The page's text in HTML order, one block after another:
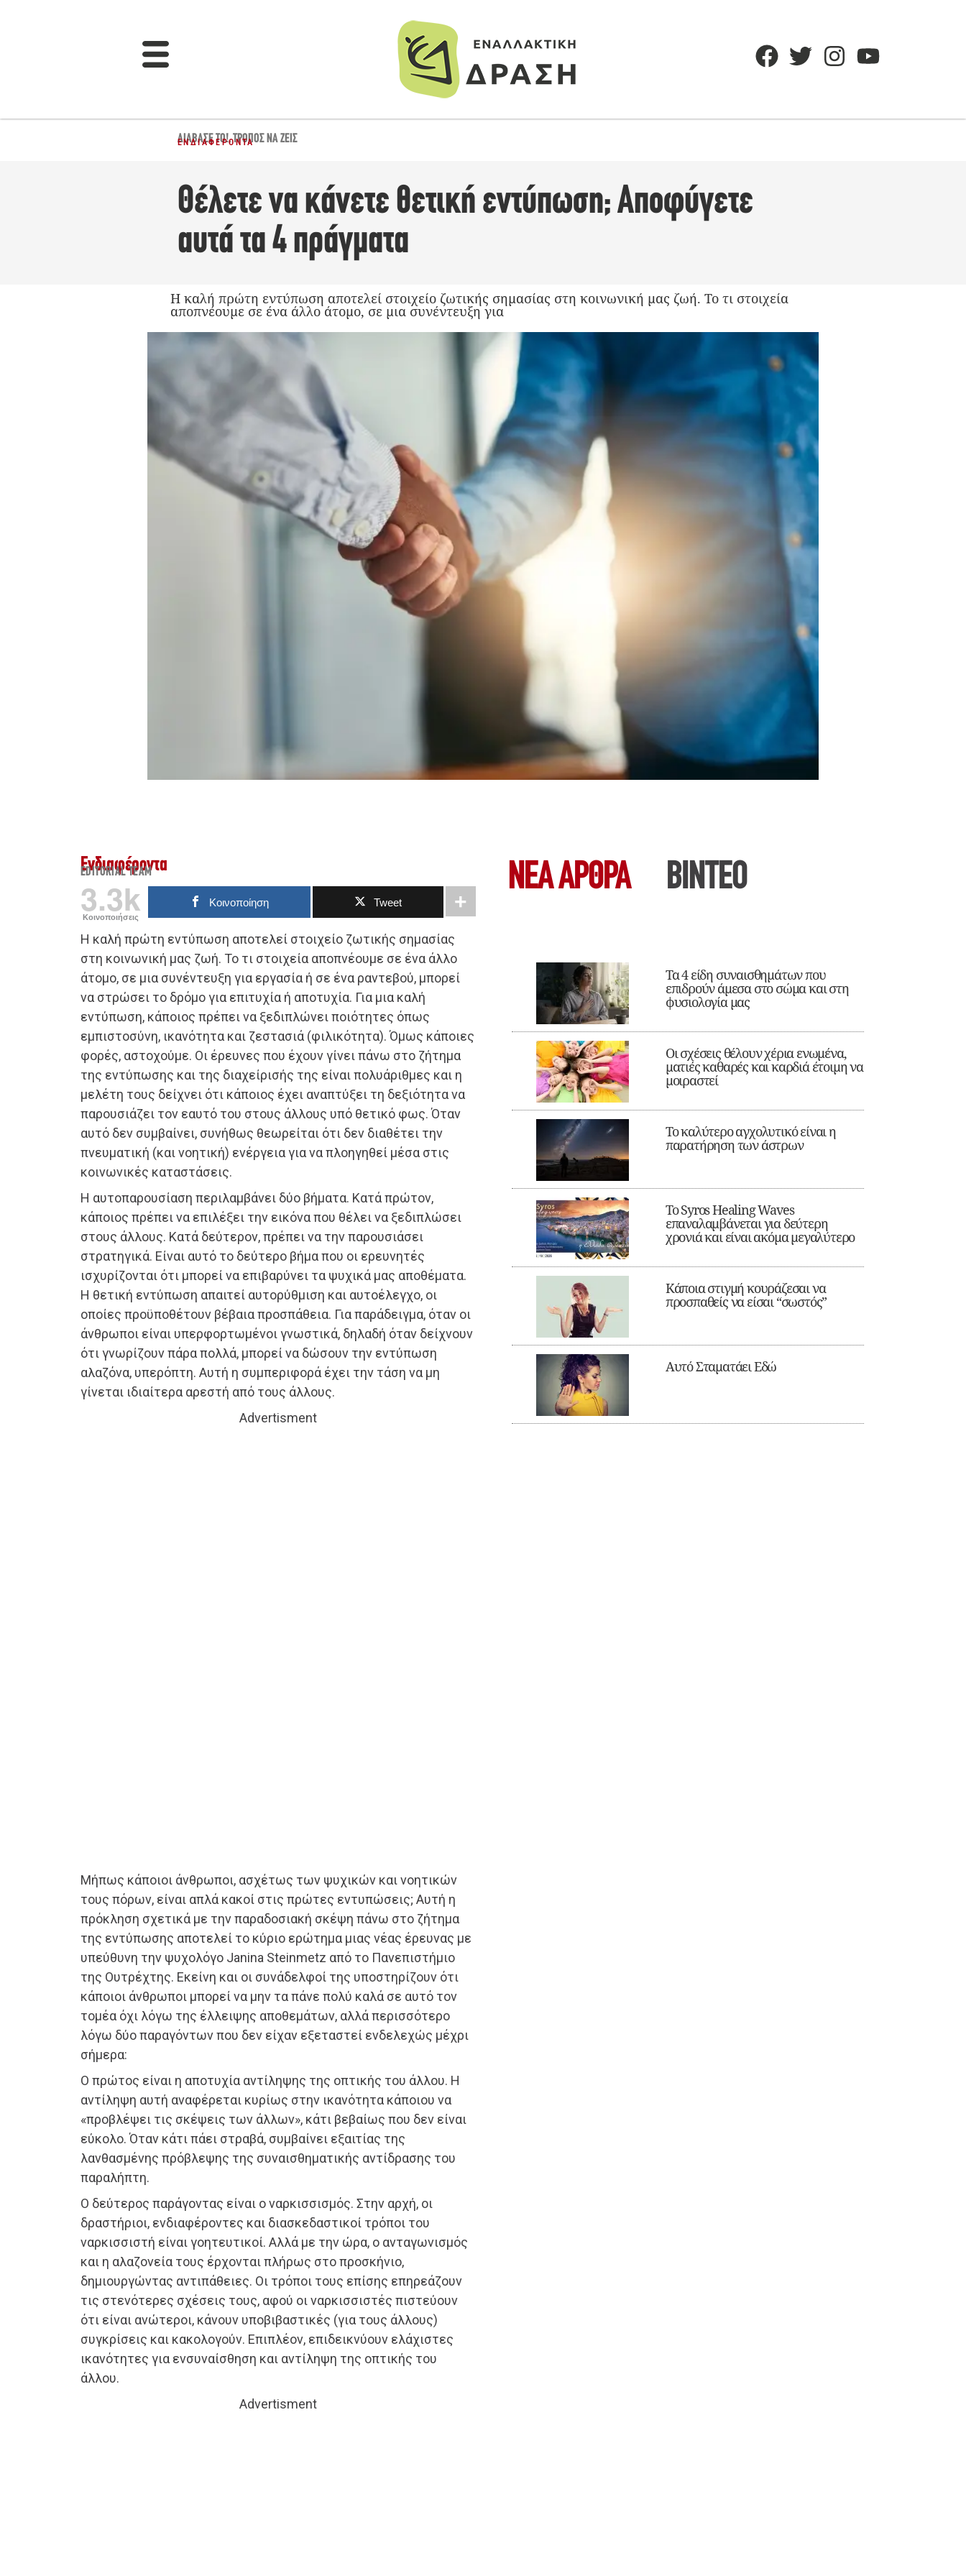
ΔΙΆΒΑΣΈ ΤΟ!,ΤΡΌΠΟΣ ΝΑ ΖΕΙΣ
ΕΝΔΙΑΦΈΡΟΝΤΑ
Θέλετε να κάνετε θετική εντύπωση; Αποφύγετε
αυτά τα 4 πράγματα
Η καλή πρώτη εντύπωση αποτελεί στοιχείο ζωτικής σημασίας στη κοινωνική μας ζωή. Το τι στοιχεία
αποπνέουμε σε ένα άλλο άτομο, σε μια συνέντευξη για
Ενδιαφέροντα
EDITORIAL TEAM
3.3k
Κοινοποιήσεις
Κοινοποίηση Tweet
Η καλή πρώτη εντύπωση αποτελεί στοιχείο ζωτικής σημασίας
στη κοινωνική μας ζωή. Το τι στοιχεία αποπνέουμε σε ένα άλλο
άτομο, σε μια συνέντευξη για εργασία ή σε ένα ραντεβού, μπορεί
να στρώσει το δρόμο για επιτυχία ή αποτυχία. Για μια καλή
εντύπωση, κάποιος πρέπει να ξεδιπλώνει ποιότητες όπως
εμπιστοσύνη, ικανότητα και ζεστασιά (φιλικότητα). Όμως κάποιες
φορές, αστοχούμε. Οι έρευνες που έχουν γίνει πάνω στο ζήτημα
της εντύπωσης και της διαχείρισής της είναι πολυάριθμες και η
μελέτη τους δείχνει ότι κάποιος έχει αναπτύξει τη δεξιότητα να
παρουσιάζει τον εαυτό του στους άλλους υπό θετικό φως. Όταν
αυτό δεν συμβαίνει, συνήθως θεωρείται ότι δεν διαθέτει την
πνευματική (και νοητική) ενέργεια για να πλοηγηθεί μέσα στις
κοινωνικές καταστάσεις.
Η αυτοπαρουσίαση περιλαμβάνει δύο βήματα. Κατά πρώτον,
κάποιος πρέπει να επιλέξει την εικόνα που θέλει να ξεδιπλώσει
στους άλλους. Κατά δεύτερον, πρέπει να την παρουσιάσει
στρατηγικά. Είναι αυτό το δεύτερο βήμα που οι ερευνητές
ισχυρίζονται ότι μπορεί να επιβαρύνει τα ψυχικά μας αποθέματα.
Η θετική εντύπωση απαιτεί αυτορύθμιση και αυτοέλεγχο, οι
οποίες προϋποθέτουν βέβαια προσπάθεια. Για παράδειγμα, όταν οι
άνθρωποι είναι υπερφορτωμένοι γνωστικά, δηλαδή όταν δείχνουν
ότι γνωρίζουν πάρα πολλά, μπορεί να δώσουν την εντύπωση
αλαζόνα, υπερόπτη. Αυτή η συμπεριφορά έχει την τάση να μη
γίνεται ιδιαίτερα αρεστή από τους άλλους.
Advertisment
Μήπως κάποιοι άνθρωποι, ασχέτως των ψυχικών και νοητικών
τους πόρων, είναι απλά κακοί στις πρώτες εντυπώσεις; Αυτή η
πρόκληση σχετικά με την παραδοσιακή σκέψη πάνω στο ζήτημα
της εντύπωσης αποτελεί το κύριο ερώτημα μιας νέας έρευνας με
υπεύθυνη την ψυχολόγο Janina Steinmetz από το Πανεπιστήμιο
της Ουτρέχτης. Εκείνη και οι συνάδελφοί της υποστηρίζουν ότι
κάποιοι άνθρωποι μπορεί να μην τα πάνε πολύ καλά σε αυτό τον
τομέα όχι λόγω της έλλειψης αποθεμάτων, αλλά περισσότερο
λόγω δύο παραγόντων που δεν είχαν εξεταστεί ενδελεχώς μέχρι
σήμερα:
Ο πρώτος είναι η αποτυχία αντίληψης της οπτικής του άλλου. Η
αντίληψη αυτή αναφέρεται κυρίως στην ικανότητα κάποιου να
«προβλέψει τις σκέψεις των άλλων», κάτι βεβαίως που δεν είναι
εύκολο. Όταν κάτι πάει στραβά, συμβαίνει εξαιτίας της
λανθασμένης πρόβλεψης της συναισθηματικής αντίδρασης του
παραλήπτη.
Ο δεύτερος παράγοντας είναι ο ναρκισσισμός. Στην αρχή, οι
δραστήριοι, ενδιαφέροντες και διασκεδαστικοί τρόποι του
ναρκισσιστή είναι γοητευτικοί. Αλλά με την ώρα, ο ανταγωνισμός
και η αλαζονεία τους έρχονται πλήρως στο προσκήνιο,
δημιουργώντας αντιπάθειες. Οι τρόποι τους επίσης επηρεάζουν
τις στενότερες σχέσεις τους, αφού οι ναρκισσιστές πιστεύουν
ότι είναι ανώτεροι, κάνουν υποβιβαστικές (για τους άλλους)
συγκρίσεις και κακολογούν. Επιπλέον, επιδεικνύουν ελάχιστες
ικανότητες για ενσυναίσθηση και αντίληψη της οπτικής του
άλλου.
Advertisment
ΝΕΑ ΆΡΘΡΑ ΒΙΝΤΕΟ
Τα 4 είδη συναισθημάτων που
επιδρούν άμεσα στο σώμα και στη
φυσιολογία μας
Οι σχέσεις θέλουν χέρια ενωμένα,
ματιές καθαρές και καρδιά έτοιμη να
μοιραστεί
Το καλύτερο αγχολυτικό είναι η
παρατήρηση των άστρων
Το Syros Healing Waves
επαναλαμβάνεται για δεύτερη
χρονιά και είναι ακόμα μεγαλύτερο
Κάποια στιγμή κουράζεσαι να
προσπαθείς να είσαι “σωστός”
Αυτό Σταματάει Εδώ